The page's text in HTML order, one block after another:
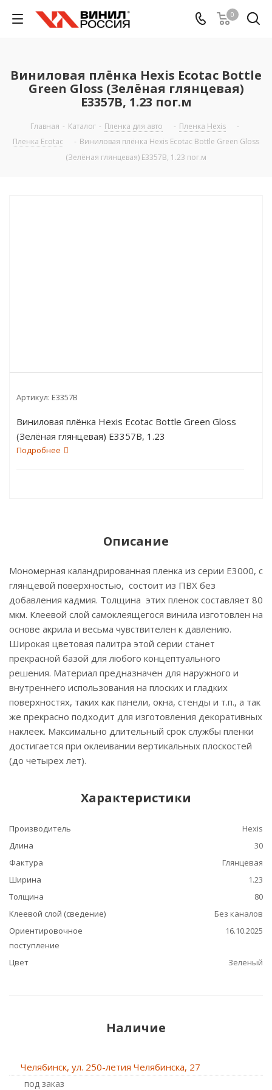
0
Виниловая плёнка Hexis Ecotac Bottle
Green Gloss (Зелёная глянцевая)
E3357B, 1.23 пог.м
Главная - Каталог - Пленка для авто - Пленка Hexis
-
Пленка Ecotac
- Виниловая плёнка Hexis Ecotac Bottle Green Gloss
(Зелёная глянцевая) E3357B, 1.23 пог.м
Артикул: E3357B
Виниловая плёнка Hexis Ecotac Bottle Green Gloss
(Зелёная глянцевая) E3357B, 1.23
пог.м
Подробнее
Описание
Мономерная каландрированная пленка из серии Е3000, с
глянцевой поверхностью, состоит из ПВХ без
добавления кадмия. Толщина этих пленок составляет 80
мкм. Клеевой слой самоклеящегося винила изготовлен на
основе акрила и весьма чувствителен к давлению.
Широкая цветовая палитра этой серии станет
прекрасной базой для любого концептуального
решения. Материал предназначен для наружного и
внутреннего использования на плоских и гладких
поверхностях, таких как панели, окна, стенды и т.п., а так
же прекрасно подходит для изготовления декоративных
наклеек. Максимально длительный срок службы пленки
достигается при оклеивании вертикальных плоскостей
(до четырех лет).
Характеристики
Производитель
Hexis
Длина
30
Фактура
Глянцевая
Ширина
1.23
Толщина
80
Клеевой слой (сведение)
Без каналов
Ориентировочное
поступление
16.10.2025
Цвет Зеленый
Наличие
Челябинск, ул. 250-летия Челябинска, 27
Под заказ